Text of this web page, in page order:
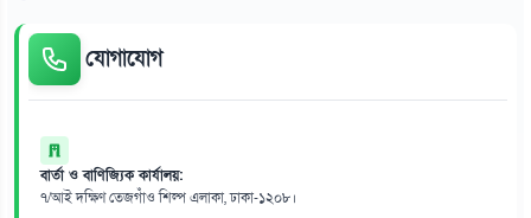
যোগাযোগ
বার্তা ও বাণিজ্যিক কার্যালয়:
৭/আই দক্ষিণ তেজগাঁও শিল্প এলাকা, ঢাকা-১২০৮।